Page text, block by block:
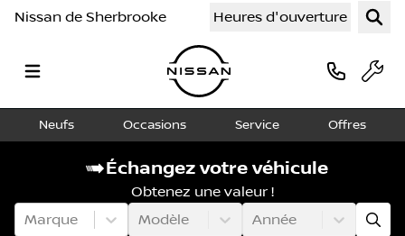
Nissan de Sherbrooke Heures d'ouverture
Neufs Occasions Service Offres
Échangez votre véhicule
Obtenez une valeur !
Marque
Modèle Année